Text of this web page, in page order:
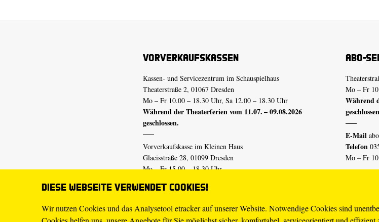
Diese Webseite verwendet Cookies!
Wir nutzen Cookies und das Analysetool etracker auf unserer Website. Notwendige Cookies sind
Vorverkaufskassen
Kassen- und Servicezentrum im Schauspielhaus
Theaterstraße 2, 01067 Dresden
Mo – Fr 10.00 – 18.30 Uhr, Sa 12.00 – 18.30 Uhr
Während der Theaterferien vom 11.07. – 09.08.2026
geschlossen.
Vorverkaufskasse im Kleinen Haus
Glacisstraße 28, 01099 Dresden
Mo – Fr 15.00 – 18.30 Uhr
geschlossen.
Abo-
Mo – Fr
Während
E-Mail
Telefon
Mo – Fr
Erklärung